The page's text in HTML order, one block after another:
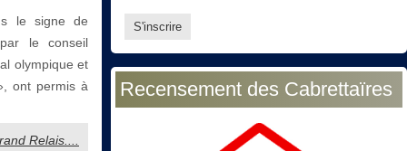
le signe de
le conseil
olympique et
ont permis à
Relais....
Recensement des Cabrettaïres